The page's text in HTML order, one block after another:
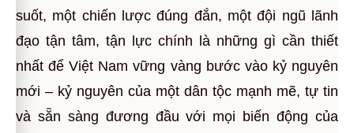
suốt, một chiến lược đúng đắn, một đội ngũ lãnh
đạo tận tâm, tận lực chính là những gì cần thiết
nhất để Việt Nam vững vàng bước vào kỷ nguyên
mới – kỷ nguyên của một dân tộc mạnh mẽ, tự tin
và sẵn sàng đương đầu với mọi biến động của